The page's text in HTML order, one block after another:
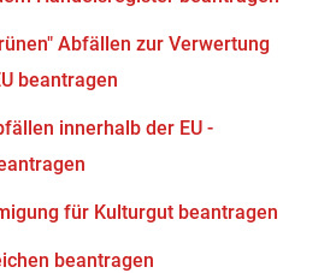
Abfällen zur Verwertung
beantragen
innerhalb der EU -
für Kulturgut beantragen
beantragen